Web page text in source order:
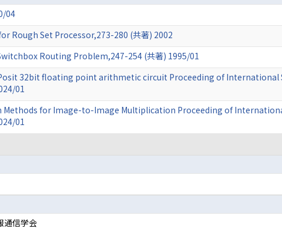
04
Rough Set Processor,273-280 (共著) 2002
Routing Problem,247-254 (共著) 1995/01
32bit floating point arithmetic circuit Proceeding of International
01
Methods for Image-to-Image Multiplication Proceeding of
01
通信学会